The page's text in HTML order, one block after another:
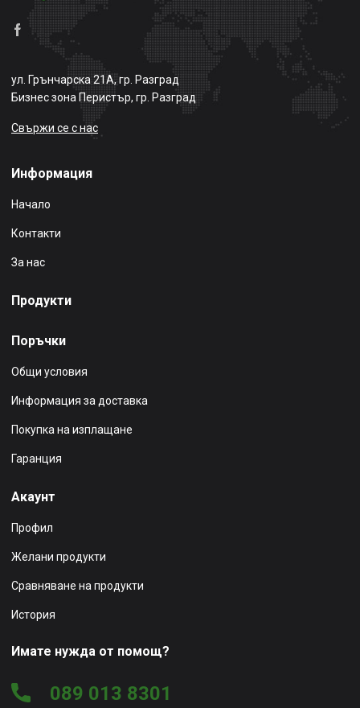
ул. Грънчарска 21А, гр. Разград
Бизнес зона Перистър, гр. Разград
Свържи се с нас
Информация
Начало
Контакти
За нас
Продукти
Поръчки
Общи условия
Информация за доставка
Покупка на изплащане
Гаранция
Акаунт
Профил
Желани продукти
Сравняване на продукти
История
Имате нужда от помощ?
089 013 8301